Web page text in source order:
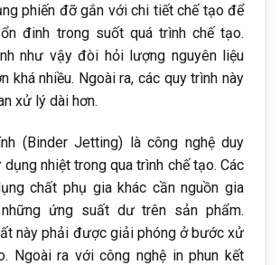
phiến đỡ gắn với chi tiết chế tạo để
đinh trong suốt quá trình chế tạo.
như vậy đòi hỏi lượng nguyên liệu
khá nhiều. Ngoài ra, các quy trình này
xử lý dài hơn.
(Binder Jetting) là công nghệ duy
nhiệt trong qua trình chế tạo. Các
chất phụ gia khác cần nguồn gia
ứng suất dư trên sản phẩm.
này phải được giải phóng ở bước xử
Ngoài ra với công nghệ in phun kết